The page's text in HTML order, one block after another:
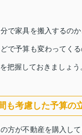
で家具を搬入するの
で予算も変わってく
把握しておきましょう
も考慮した予算の
方が不動産を購入し